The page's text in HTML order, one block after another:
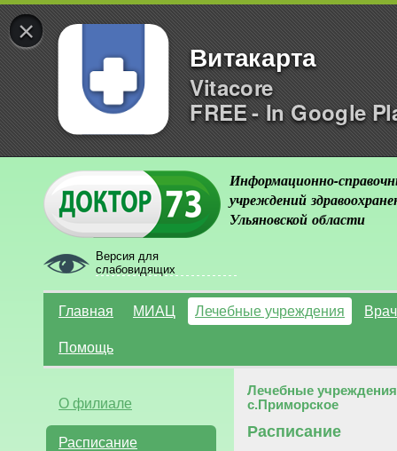
×
Витакарта
Vitacore
FREE - In Google
Версия для
слабовидящих
Информационно-
учреждений
Ульяновской области
Главная МИАЦ Лечебные учреждения
Помощь
О филиале
Расписание
Лечебные учреждения
с.Приморское
Расписание